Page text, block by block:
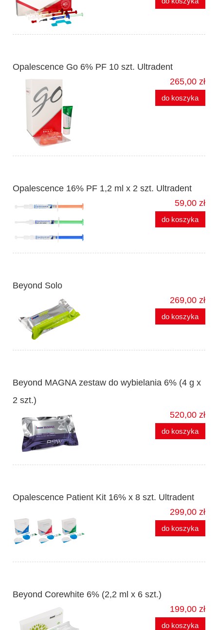
Opalescence Go 6% PF 10 szt. Ultradent
265,00 zł
do koszyka
Opalescence 16% PF 1,2 ml x 2 szt. Ultradent
59,00 zł
do koszyka
Beyond Solo
269,00 zł
do koszyka
Beyond MAGNA zestaw do wybielania 6% (4 g x
2 szt.)
520,00 zł
do koszyka
Opalescence Patient Kit 16% x 8 szt. Ultradent
299,00 zł
do koszyka
Beyond Corewhite 6% (2,2 ml x 6 szt.)
199,00 zł
do koszyka